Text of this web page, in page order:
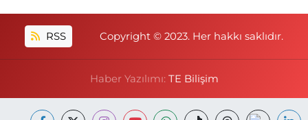
RSS Copyright © 2023. Her hakkı saklıdır.
Haber Yazılımı: TE Bilişim